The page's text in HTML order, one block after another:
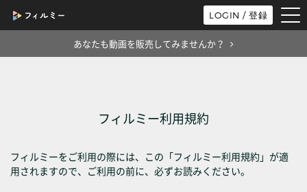
LOGIN / 登録
あなたも動画を販売してみませんか？
フィルミー利用規約
フィルミーをご利用の際には、この「フィルミー利用規約」が適
用されますので、ご利用の前に、必ずお読みください。